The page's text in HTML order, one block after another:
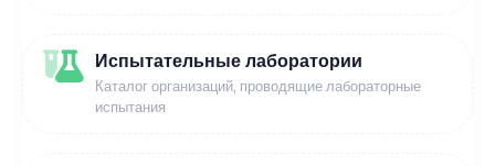
Испытательные лаборатории
Каталог организаций, проводящие лабораторные
испытания